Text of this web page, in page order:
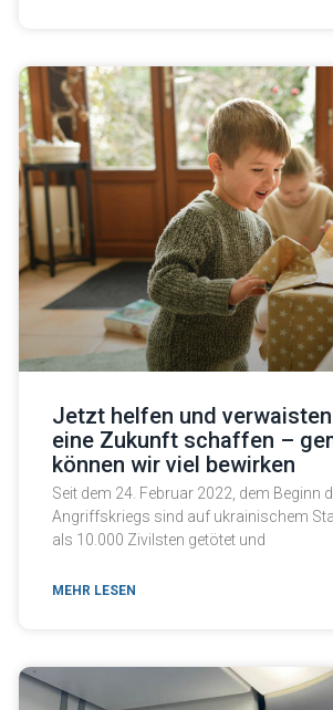
Jetzt helfen und
eine Zukunft schaffen –
können wir viel bewirken
Seit dem 24. Februar 2022, dem Beginn
Angriffskriegs sind auf ukrainischem
als 10.000 Zivilsten getötet und
MEHR LESEN